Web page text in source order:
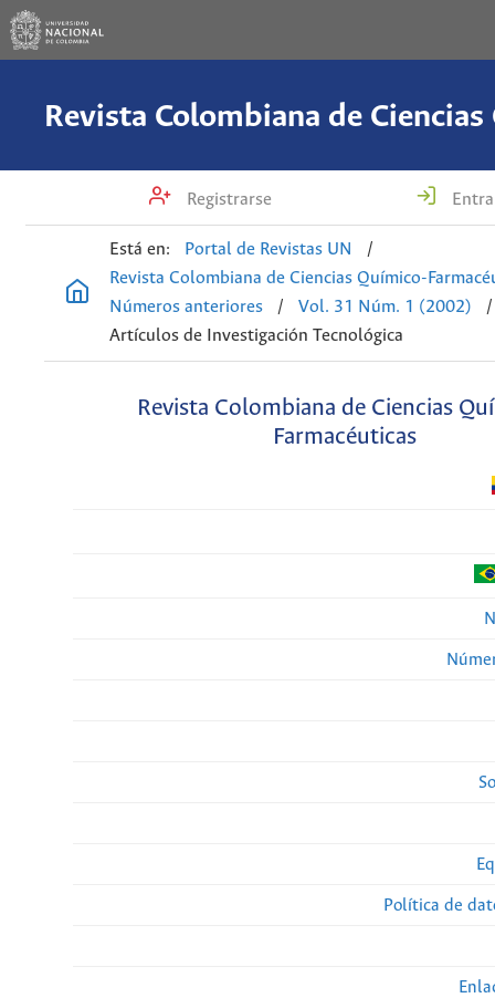
Registrarse
Está en: Portal de Revistas UN
/
Revista Colombiana de Ciencias Químico-
Números anteriores
/ Vol. 31 Núm. 1 (2002)
/
Artículos de Investigación Tecnológica
Revista Colombiana de Ciencias
Farmacéuticas
Política de